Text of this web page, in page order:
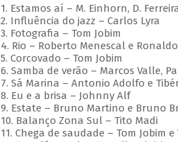
1. Estamos aí – M. Einhorn, D.
2. Influência do jazz – Carlos Lyra
3. Fotografia – Tom Jobim
4. Rio – Roberto Menescal e
5. Corcovado – Tom Jobim
6. Samba de verão – Marcos Valle,
7. Sá Marina – Antonio Adolfo e
8. Eu e a brisa – Johnny Alf
9. Estate – Bruno Martino e Bruno
10. Balanço Zona Sul – Tito Madi
11. Chega de saudade – Tom Jobim